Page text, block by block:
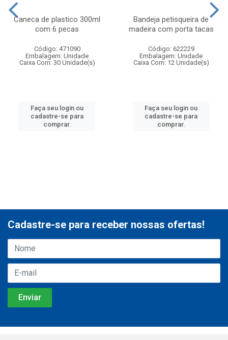
Caneca de plastico 300ml
com 6 pecas
Código: 471090
Embalagem: Unidade
Caixa Com: 30 Unidade(s)
Faça seu login ou
cadastre-se para
comprar.
Bandeja petisqueira de
madeira com porta tacas
Código: 622229
Embalagem: Unidade
Caixa Com: 12 Unidade(s)
Faça seu login ou
cadastre-se para
comprar.
Cadastre-se para receber nossas ofertas!